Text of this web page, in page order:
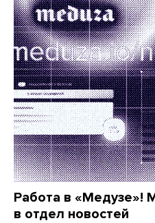
Работа в «Медузе»!
в отдел новостей